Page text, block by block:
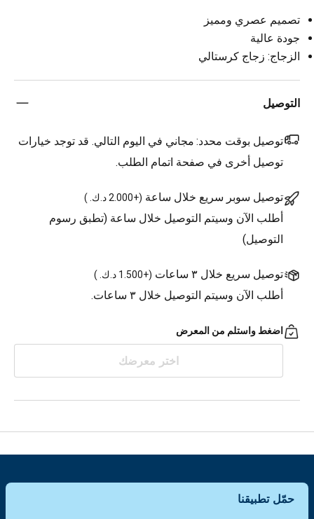
تصميم عصري ومميز
جودة عالية
الزجاج: زجاج كرستالي
التوصيل
توصيل بوقت محدد: مجاني في اليوم التالي. قد توجد خيارات
توصيل أخرى في صفحة اتمام الطلب.
توصيل سوبر سريع خلال ساعة (+2.000 د.ك. )
أطلب الآن وسيتم التوصيل خلال ساعة (تطبق رسوم
التوصيل)
توصيل سريع خلال ٣ ساعات (+1.500 د.ك. )
أطلب الآن وسيتم التوصيل خلال ٣ ساعات.
اضغط واستلم من المعرض
اختر معرضك
حمّل تطبيقنا